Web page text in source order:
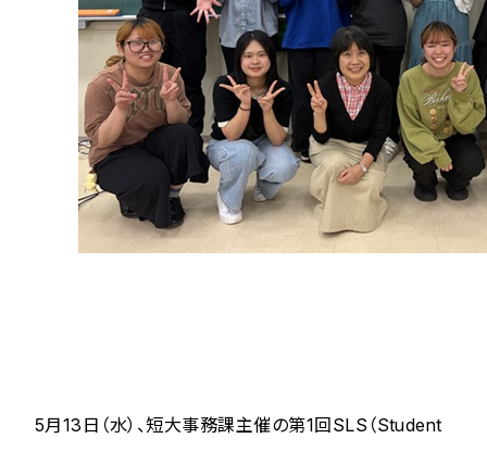
5月13日（水）、短大事務課主催の第1回SLS（Student